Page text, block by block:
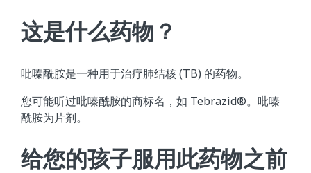
这是什么药物？
吡嗪酰胺是一种用于治疗肺结核 (TB) 的药物。
您可能听过吡嗪酰胺的商标名，如 Tebrazid®。吡嗪
酰胺为片剂。
给您的孩子服用此药物之前